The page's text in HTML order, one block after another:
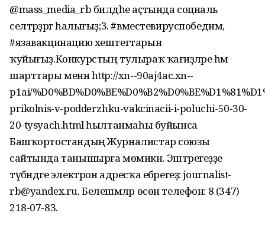
@mass_media_rb билдәһе аҫтында социаль
селтәрҙәргә һалығыҙ;3. #вместевируспобедим,
#язавакцинацию хештегтарын
ҡуйығыҙ.Конкурстың тулыраҡ ҡағиҙәләре һәм
шарттары менән http://xn--90aj4ac.xn--
p1ai/
prikolnis-v-podderzhku-vakcinacii-i-poluchi-50-30-
20-tysyach.html һылтанмаһы буйынса
Башҡортостандың Журналистар союзы
сайтында танышырға мөмикн. Эштәрегеҙҙе
түбәндәге электрон адресҡа ебәрегеҙ: journalist-
rb@yandex.ru. Белешмәләр өсөн телефон: 8 (347)
218-07-83.